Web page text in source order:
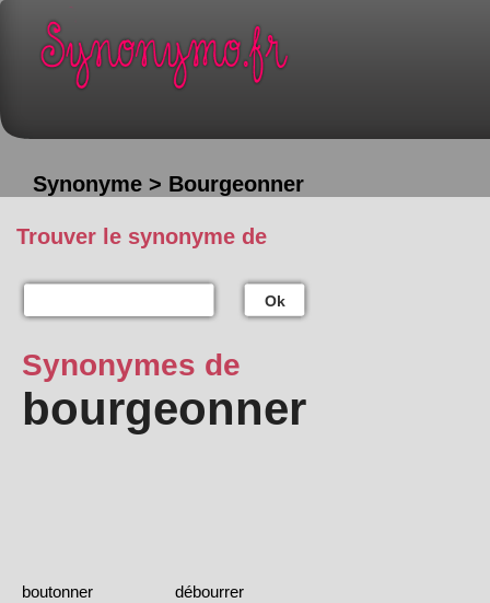
Synonyme > Bourgeonner
Trouver le synonyme de
Ok
Synonymes de
bourgeonner
boutonner
débourrer